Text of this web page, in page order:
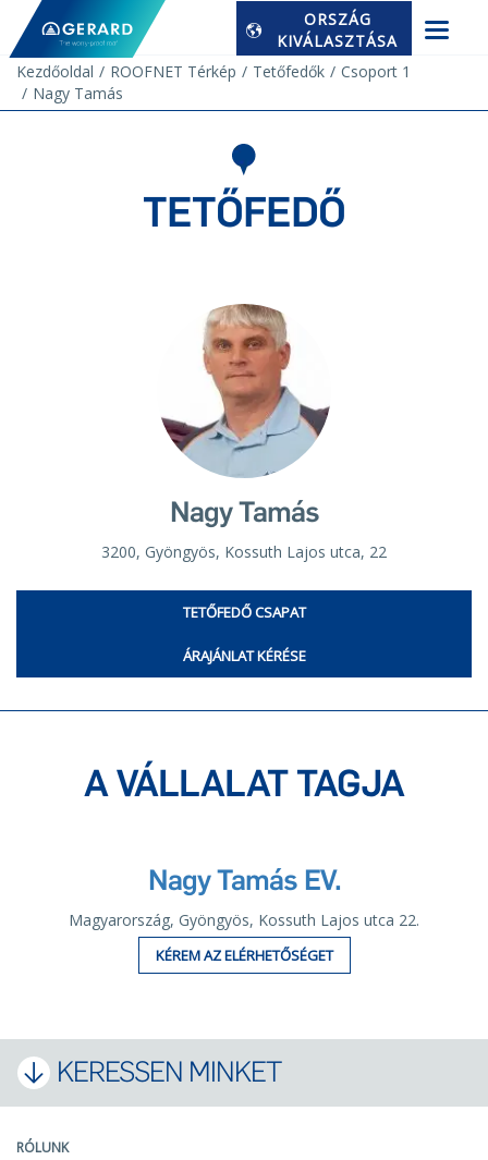
ORSZÁG
KIVÁLASZTÁSA
Kezdőoldal
ROOFNET Térkép Tetőfedők
Csoport 1
Nagy Tamás
TETŐFEDŐ
Nagy Tamás
3200, Gyöngyös, Kossuth Lajos utca, 22
TETŐFEDŐ CSAPAT
ÁRAJÁNLAT KÉRÉSE
A VÁLLALAT TAGJA
Nagy Tamás EV.
Magyarország, Gyöngyös, Kossuth Lajos utca 22.
KÉREM AZ ELÉRHETŐSÉGET
KERESSEN MINKET
RÓLUNK